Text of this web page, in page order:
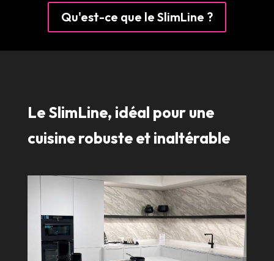
Qu'est-ce que le SlimLine ?
Le SlimLine, idéal pour une
cuisine robuste et inaltérable